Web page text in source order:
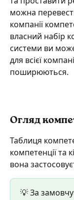
можна
компанії
власний набір
системи ви
для всієї
поширюються.
Огляд
Таблиця
компетенції та
вона
💡 За